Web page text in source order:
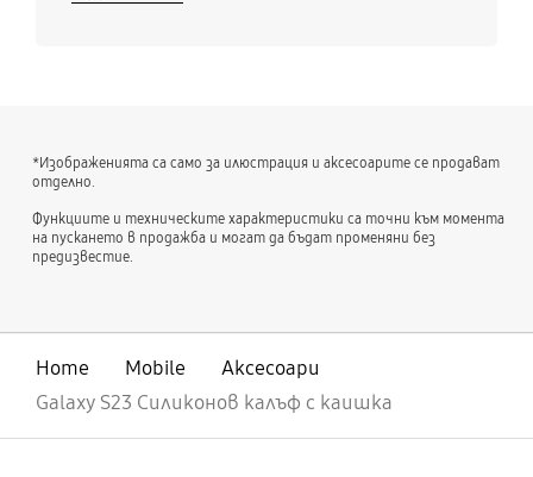
*Изображенията са само за илюстрация и аксесоарите се продават
отделно.
Функциите и техническите характеристики са точни към момента
на пускането в продажба и могат да бъдат променяни без
предизвестие.
Home Mobile
Аксесоари
Galaxy S23 Силиконов калъф с каишка